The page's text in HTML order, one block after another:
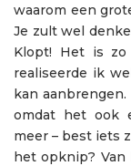
waarom een
Je zult wel
Klopt! Het is zo
realiseerde ik
kan
omdat het ook
meer – best iets
het opknip? Van